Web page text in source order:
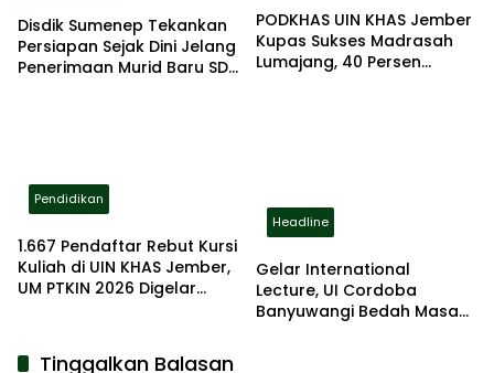
Disdik Sumenep Tekankan
Persiapan Sejak Dini Jelang
Penerimaan Murid Baru SD
PODKHAS UIN KHAS Jember
Kupas Sukses Madrasah
Lumajang, 40 Persen
Pendidikan
1.667 Pendaftar Rebut Kursi
Kuliah di UIN KHAS Jember,
UM PTKIN 2026 Digelar
Headline
Gelar International
Lecture, UI Cordoba
Banyuwangi Bedah Masa
Tinggalkan Balasan